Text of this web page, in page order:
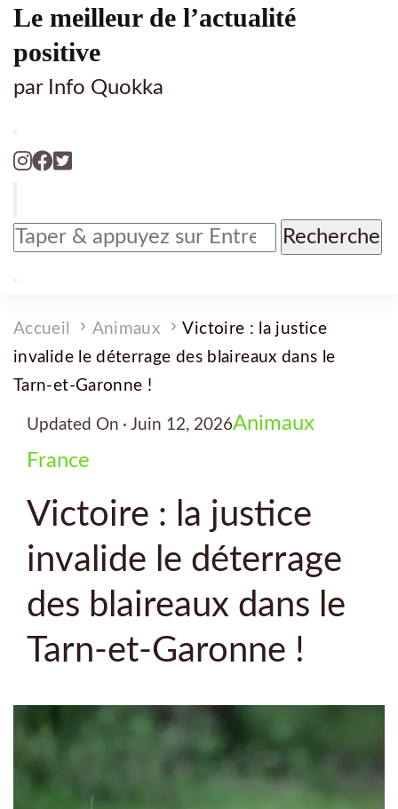
Le meilleur de l’actualité
positive
par Info Quokka
Vous
recherchiez
?
Accueil Animaux
Victoire : la justice
invalide le déterrage des blaireaux dans le
Tarn-et-Garonne !
Updated On Juin 12, 2026Animaux
France
Victoire : la justice
invalide le déterrage
des blaireaux dans le
Tarn-et-Garonne !